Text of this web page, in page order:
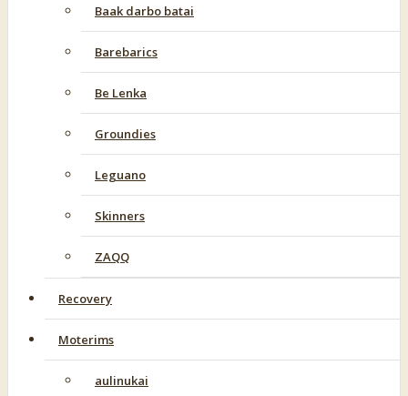
Baak darbo batai
Barebarics
Be Lenka
Groundies
Leguano
Skinners
ZAQQ
Recovery
Moterims
aulinukai